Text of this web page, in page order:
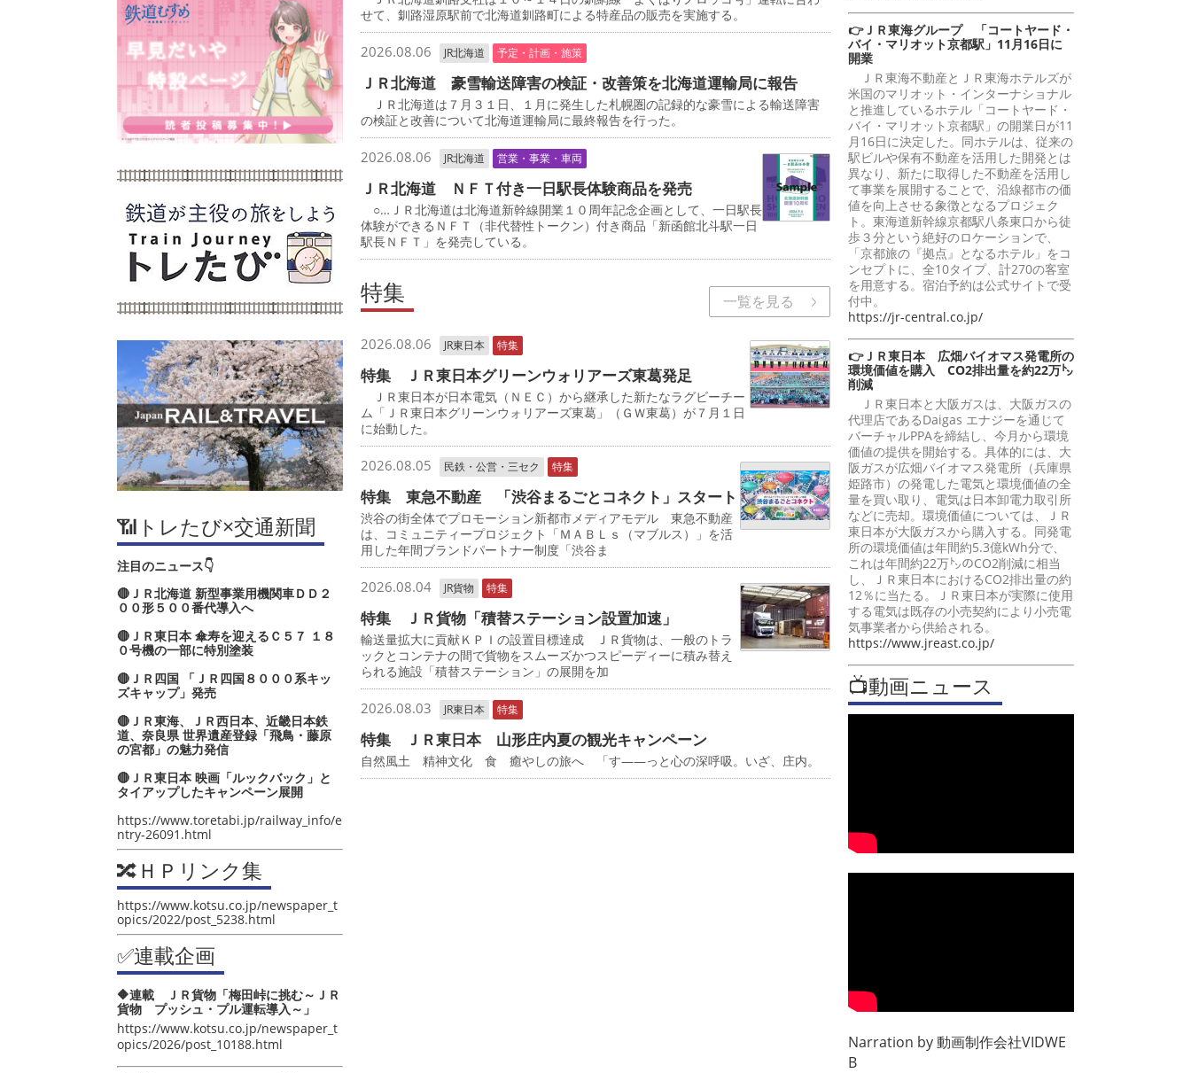
📶トレたび×交通新聞
注目のニュース👇
🔴ＪＲ北海道 新型事業用機関車ＤＤ２
００形５００番代導入へ
🔴ＪＲ東日本 傘寿を迎えるＣ５７ １８
０号機の一部に特別塗装
🔴ＪＲ四国 「ＪＲ四国８０００系キッ
ズキャップ」発売
🔴ＪＲ東海、ＪＲ西日本、近畿日本鉄
道、奈良県 世界遺産登録「飛鳥・藤原
の宮都」の魅力発信
🔴ＪＲ東日本 映画「ルックバック」と
タイアップしたキャンペーン展開
https://www.toretabi.jp/railway_info/e
ntry-26091.html
🔀ＨＰリンク集
https://www.kotsu.co.jp/newspaper_t
opics/2022/post_5238.html
✅連載企画
🔶連載 ＪＲ貨物「梅田峠に挑む～ＪＲ
貨物 プッシュ・プル運転導入～」
https://www.kotsu.co.jp/newspaper_t
opics/2026/post_10188.html
せて、釧路湿原駅前で北海道釧路町による特産品の販売を実施する。
2026.08.06 JR北海道 予定・計画・施策
ＪＲ北海道 豪雪輸送障害の検証・改善策を北海道運輸局に報告
ＪＲ北海道は７月３１日、１月に発生した札幌圏の記録的な豪雪による輸送障害
の検証と改善について北海道運輸局に最終報告を行った。
2026.08.06 JR北海道 営業・事業・車両
ＪＲ北海道 ＮＦＴ付き一日駅長体験商品を発売
○…ＪＲ北海道は北海道新幹線開業１０周年記念企画として、一日駅長
体験ができるＮＦＴ（非代替性トークン）付き商品「新函館北斗駅一日
駅長ＮＦＴ」を発売している。
特集 一覧を見る
2026.08.06 JR東日本 特集
特集 ＪＲ東日本グリーンウォリアーズ東葛発足
ＪＲ東日本が日本電気（ＮＥＣ）から継承した新たなラグビーチー
ム「ＪＲ東日本グリーンウォリアーズ東葛」（ＧＷ東葛）が７月１日
に始動した。
2026.08.05 民鉄・公営・三セク 特集
特集 東急不動産 「渋谷まるごとコネクト」スタート
渋谷の街全体でプロモーション新都市メディアモデル 東急不動産
は、コミュニティープロジェクト「ＭＡＢＬｓ（マブルス）」を活
用した年間ブランドパートナー制度「渋谷ま
2026.08.04 JR貨物 特集
特集 ＪＲ貨物「積替ステーション設置加速」
輸送量拡大に貢献ＫＰＩの設置目標達成 ＪＲ貨物は、一般のトラ
ックとコンテナの間で貨物をスムーズかつスピーディーに積み替え
られる施設「積替ステーション」の展開を加
2026.08.03 JR東日本 特集
特集 ＪＲ東日本 山形庄内夏の観光キャンペーン
自然風土 精神文化 食 癒やしの旅へ 「す――っと心の深呼吸。いざ、庄内。
👉ＪＲ東海グループ 「コートヤード・
バイ・マリオット京都駅」11月16日に
開業
ＪＲ東海不動産とＪＲ東海ホテルズが
米国のマリオット・インターナショナル
と推進しているホテル「コートヤード・
バイ・マリオット京都駅」の開業日が11
月16日に決定した。同ホテルは、従来の
駅ビルや保有不動産を活用した開発とは
異なり、新たに取得した不動産を活用し
て事業を展開することで、沿線都市の価
値を向上させる象徴となるプロジェク
ト。東海道新幹線京都駅八条東口から徒
歩３分という絶好のロケーションで、
「京都旅の『拠点』となるホテル」をコ
ンセプトに、全10タイプ、計270の客室
を用意する。宿泊予約は公式サイトで受
付中。
https://jr-central.co.jp/
👉ＪＲ東日本 広畑バイオマス発電所の
環境価値を購入 CO2排出量を約22万㌧
削減
ＪＲ東日本と大阪ガスは、大阪ガスの
代理店であるDaigas エナジーを通じて
バーチャルPPAを締結し、今月から環境
価値の提供を開始する。具体的には、大
阪ガスが広畑バイオマス発電所（兵庫県
姫路市）の発電した電気と環境価値の全
量を買い取り、電気は日本卸電力取引所
などに売却。環境価値については、ＪＲ
東日本が大阪ガスから購入する。同発電
所の環境価値は年間約5.3億kWh分で、
これは年間約22万㌧のCO2削減に相当
し、ＪＲ東日本におけるCO2排出量の約
12％に当たる。ＪＲ東日本が実際に使用
する電気は既存の小売契約により小売電
気事業者から供給される。
https://www.jreast.co.jp/
📺動画ニュース
Narration by動画制作会社VIDWE
B